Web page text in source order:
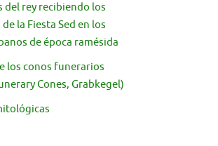
del rey recibiendo los
la Fiesta Sed en los
de época ramésida
los conos funerarios
Cones, Grabkegel)